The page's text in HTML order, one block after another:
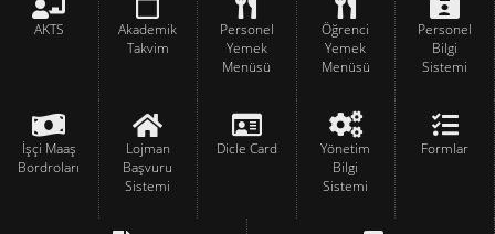
AKTS
Akademik
Takvim
Personel
Yemek
Menüsü
Öğrenci
Yemek
Menüsü
Personel
Bilgi
Sistemi
İşçi Maaş
Bordroları
Lojman
Başvuru
Sistemi
Dicle Card
Yönetim
Bilgi
Sistemi
Formlar